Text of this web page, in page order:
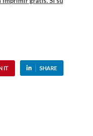
IT SHARE